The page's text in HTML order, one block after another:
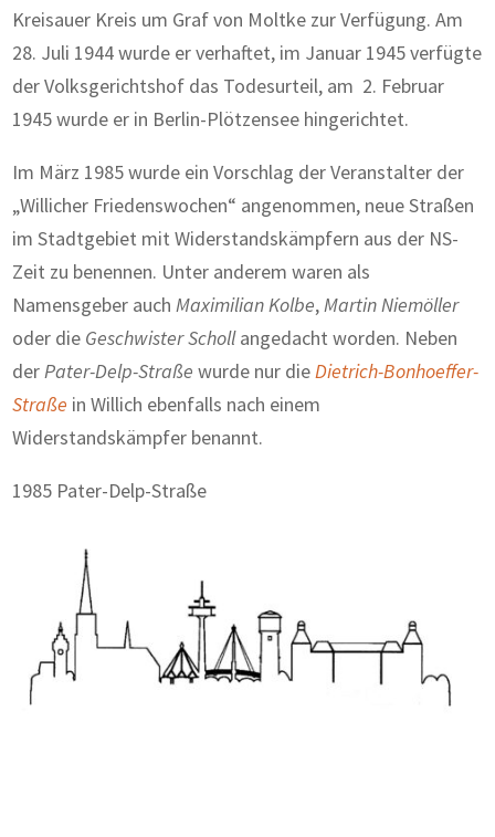
Kreisauer Kreis um Graf von Moltke zur Verfügung. Am
28. Juli 1944 wurde er verhaftet, im Januar 1945 verfügte
der Volksgerichtshof das Todesurteil, am 2. Februar
1945 wurde er in Berlin-Plötzensee hingerichtet.
Im März 1985 wurde ein Vorschlag der Veranstalter der
„Willicher Friedenswochen“ angenommen, neue Straßen
im Stadtgebiet mit Widerstandskämpfern aus der NS-
Zeit zu benennen. Unter anderem waren als
Namensgeber auchMaximilian Kolbe,Martin Niemöller
oder die Geschwister Schollangedacht worden. Neben
derPater-Delp-Straße wurde nur dieDietrich-Bonhoeffer-
Straße in Willich ebenfalls nach einem
Widerstandskämpfer benannt.
1985 Pater-Delp-Straße